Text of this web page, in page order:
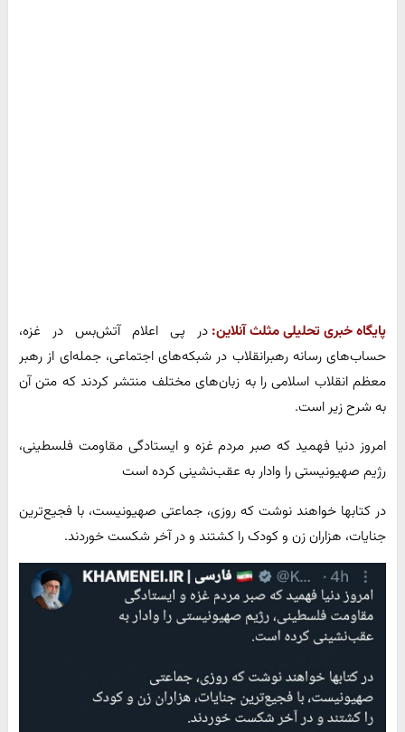
پایگاه خبری تحلیلی مثلث آنلاین: در پی اعلام آتش‌بس در غزه،
حساب‌های رسانه رهبرانقلاب در شبکه‌های اجتماعی، جمله‌ای از رهبر
معظم انقلاب اسلامی را به زبان‌های مختلف منتشر کردند که متن آن
به شرح زیر است.
امروز دنیا فهمید که صبر مردم غزه و ایستادگی مقاومت فلسطینی،
رژیم صهیونیستی را وادار به عقب‌نشینی کرده است
در کتابها خواهند نوشت که روزی، جماعتی صهیونیست، با فجیع‌ترین
جنایات، هزاران زن و کودک را کشتند و در آخر شکست خوردند.